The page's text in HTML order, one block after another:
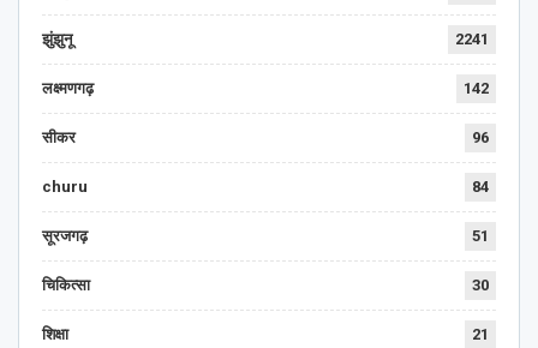
झुंझुनू 2241
लक्ष्मणगढ़ 142
सीकर 96
churu 84
सूरजगढ़ 51
चिकित्सा 30
शिक्षा 21